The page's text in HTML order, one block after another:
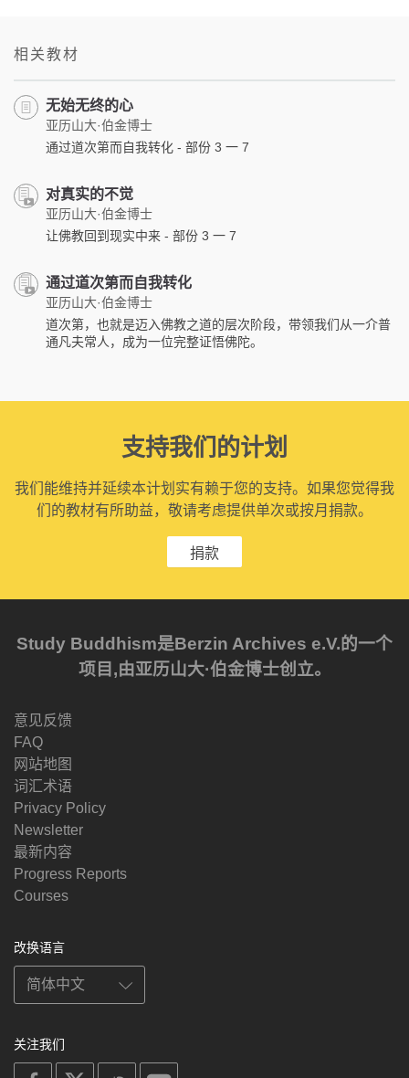
相关教材
无始无终的心
亚历山大·伯金博士
通过道次第而自我转化 - 部份 3 一 7
对真实的不觉
亚历山大·伯金博士
让佛教回到现实中来 - 部份 3 一 7
通过道次第而自我转化
亚历山大·伯金博士
道次第，也就是迈入佛教之道的层次阶段，带领我们从一介普
通凡夫常人，成为一位完整证悟佛陀。
支持我们的计划
我们能维持并延续本计划实有赖于您的支持。如果您觉得我
们的教材有所助益，敬请考虑提供单次或按月捐款。
捐款
Study Buddhism是Berzin Archives e.V.的一个
项目,由亚历山大·伯金博士创立。
意见反馈
FAQ
网站地图
词汇术语
Privacy Policy
Newsletter
最新内容
Progress Reports
Courses
改换语言
关注我们
on